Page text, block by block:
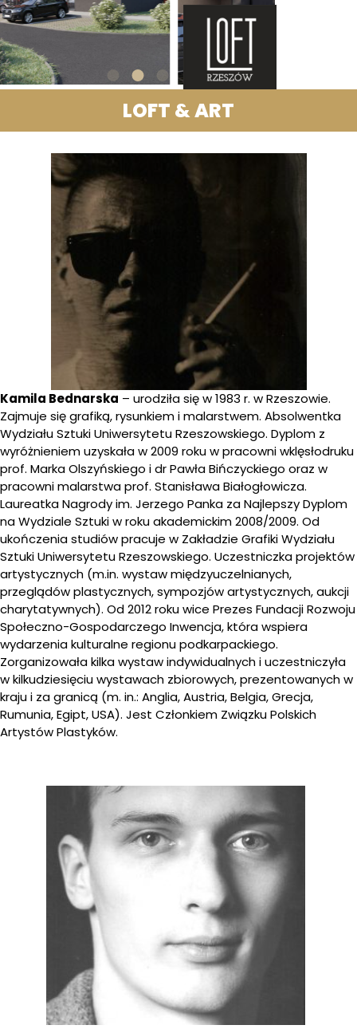
LOFT & ART
Kamila Bednarska – urodziła się w 1983 r. w Rzeszowie.
Zajmuje się grafiką, rysunkiem i malarstwem. Absolwentka
Wydziału Sztuki Uniwersytetu Rzeszowskiego. Dyplom z
wyróżnieniem uzyskała w 2009 roku w pracowni wklęsłodruku
prof. Marka Olszyńskiego i dr Pawła Bińczyckiego oraz w
pracowni malarstwa prof. Stanisława Białogłowicza.
Laureatka Nagrody im. Jerzego Panka za Najlepszy Dyplom
na Wydziale Sztuki w roku akademickim 2008/2009. Od
ukończenia studiów pracuje w Zakładzie Grafiki Wydziału
Sztuki Uniwersytetu Rzeszowskiego. Uczestniczka projektów
artystycznych (m.in. wystaw międzyuczelnianych,
przeglądów plastycznych, sympozjów artystycznych, aukcji
charytatywnych). Od 2012 roku wice Prezes Fundacji Rozwoju
Społeczno-Gospodarczego Inwencja, która wspiera
wydarzenia kulturalne regionu podkarpackiego.
Zorganizowała kilka wystaw indywidualnych i uczestniczyła
w kilkudziesięciu wystawach zbiorowych, prezentowanych w
kraju i za granicą (m. in.: Anglia, Austria, Belgia, Grecja,
Rumunia, Egipt, USA). Jest Członkiem Związku Polskich
Artystów Plastyków.